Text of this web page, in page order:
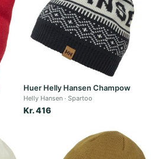
Huer Helly Hansen Champow
Helly Hansen Spartoo
Kr. 416